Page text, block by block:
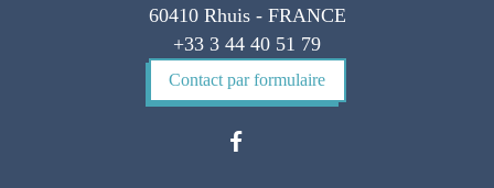
60410 Rhuis - FRANCE
+33 3 44 40 51 79
Contact par formulaire